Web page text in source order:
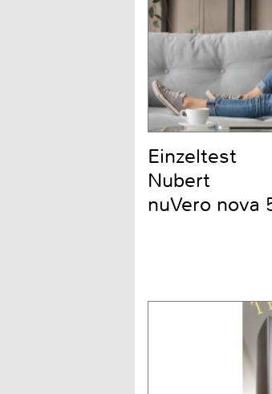
Einzeltest
Nubert
nuVero nova